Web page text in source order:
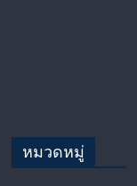
หมวดหมู่